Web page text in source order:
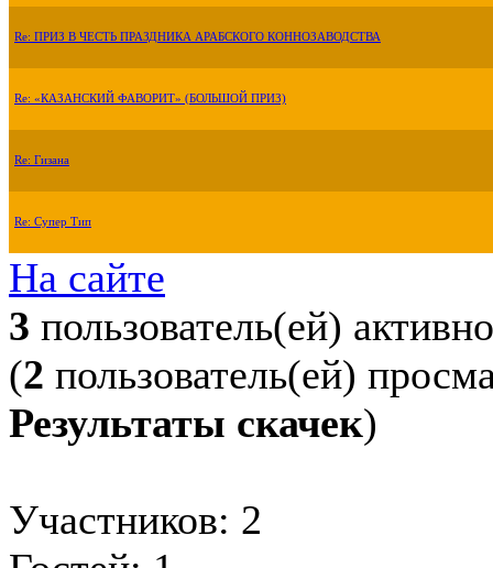
Re: ПРИЗ В ЧЕСТЬ ПРАЗДНИКА АРАБСКОГО КОННОЗАВОДСТВА
Re: «КАЗАНСКИЙ ФАВОРИТ» (БОЛЬШОЙ ПРИЗ)
Re: Гизана
Re: Супер Тип
На сайте
3 пользователь(ей) активно
(2 пользователь(ей)
Результаты скачек)
Участников: 2